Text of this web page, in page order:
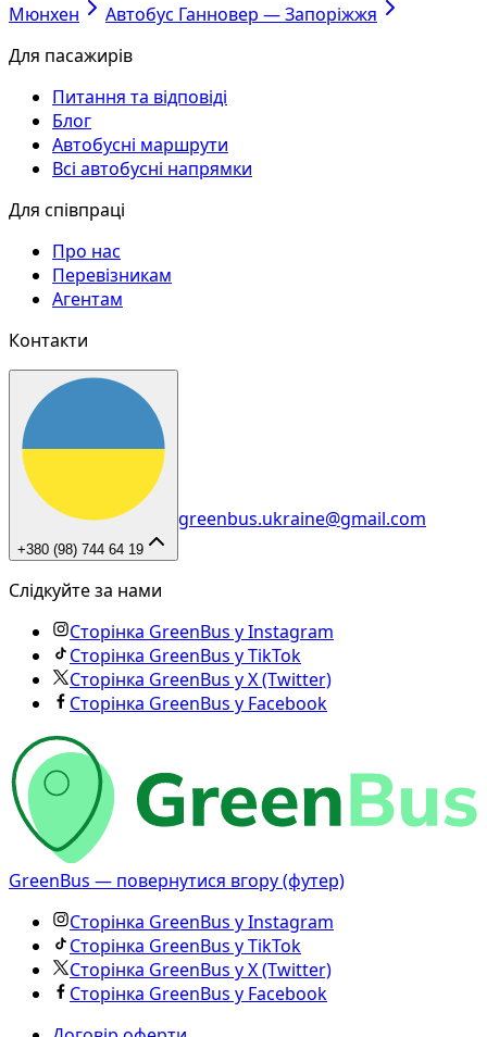
Мюнхен
Автобус Ганновер — Запоріжжя
Для пасажирів
Питання та відповіді
Блог
Автобусні маршрути
Всі автобусні напрямки
Для співпраці
Про нас
Перевізникам
Агентам
Контакти
+380 (98) 744 64 19
greenbus.ukraine@gmail.com
Слідкуйте за нами
Сторінка GreenBus у Instagram
Сторінка GreenBus у TikTok
Сторінка GreenBus у X (Twitter)
Сторінка GreenBus у Facebook
GreenBus — повернутися вгору (футер)
Сторінка GreenBus у Instagram
Сторінка GreenBus у TikTok
Сторінка GreenBus у X (Twitter)
Сторінка GreenBus у Facebook